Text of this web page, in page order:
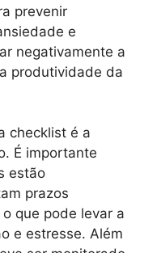
prevenir
e
negativamente a
produtividade da
checklist é a
É importante
estão
prazos
que pode levar a
e estresse. Além